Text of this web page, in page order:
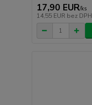
17,90 EUR/ks
14,55 EUR bez DPH